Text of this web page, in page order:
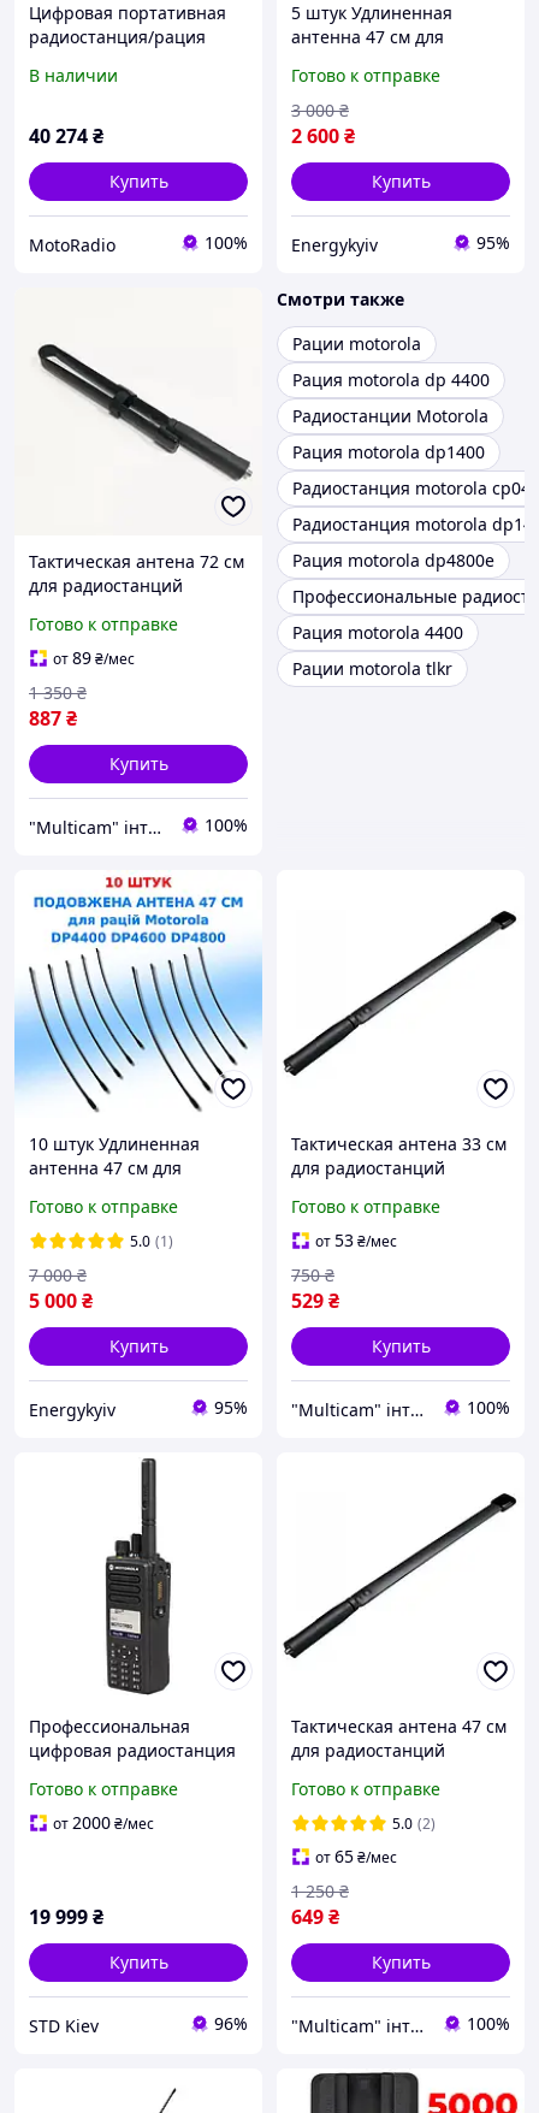
Цифровая портативная
радиостанция/рация
4W, FKP, AES-256
В наличии
40 274₴
Купить
MotoRadio 100%
5 штук Удлиненная
антенна 47 см для
DP4800/DP4400/DP4600/D
P 4800e/DP 4400e/DP
4600e
Готово к отправке
2 600₴
3 000 ₴
Купить
Energykyiv 95%
Тактическая антена 72 см
для радиостанций
DP4400 / DP4600 / DP
4800e / DP 4400e / DP
4600e
Готово к отправке
от89₴/мес
887₴
1 350 ₴
Купить
"Multicam" інтернет магазин 100%
Смотри также
Рации motorola
Рация motorola dp 4400
Радиостанции Motorola
Рация motorola dp1400
Радиостанция motorola cp040
Радиостанция motorola
Рация motorola dp4800e
Профессиональные
Рация motorola 4400
Рации motorola tlkr
10 штук Удлиненная
антенна 47 см для
DP4800/DP4400/DP4600/D
P 4800e/DP 4400e/DP
4600e
Готово к отправке
5.0 (1)
5 000₴
7 000 ₴
Купить
Energykyiv 95%
Тактическая антена 33 см
для радиостанций
DP4400 / DP4600 / DP
4800e / DP 4400e / DP
4600e
Готово к отправке
от53₴/мес
529₴
750 ₴
Купить
"Multicam" інтернет магазин 100%
Профессиональная
цифровая радиостанция
(136 174 MHz) AES256
Bluetooth Wi-Fi GPS
Готово к отправке
от2000₴/мес
19 999₴
Купить
STD Kiev 96%
Тактическая антена 47 см
для радиостанций
DP4400 / DP4600 / DP
4800e / DP 4400e / DP
4600e
Готово к отправке
5.0 (2)
от65₴/мес
649₴
1 250 ₴
Купить
"Multicam" інтернет магазин 100%